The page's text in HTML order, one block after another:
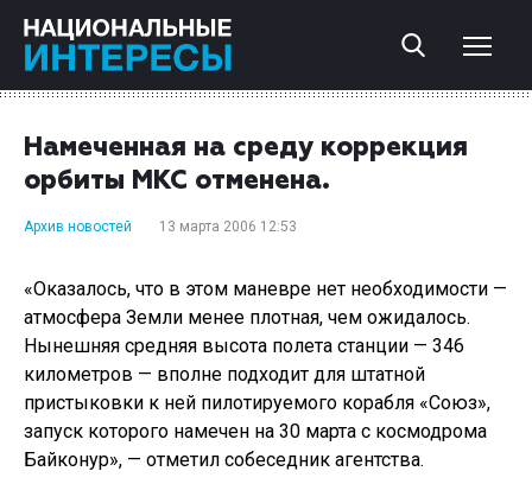
Намеченная на среду коррекция
орбиты МКС отменена.
Архив новостей 13 марта 2006 12:53
«Оказалось, что в этом маневре нет необходимости —
атмосфера Земли менее плотная, чем ожидалось.
Нынешняя средняя высота полета станции — 346
километров — вполне подходит для штатной
пристыковки к ней пилотируемого корабля «Союз»,
запуск которого намечен на 30 марта с космодрома
Байконур», — отметил собеседник агентства.